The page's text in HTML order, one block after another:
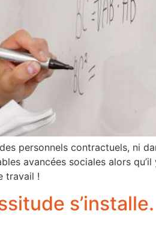
personnels contractuels, ni
avancées sociales alors
travail !
s’installe.